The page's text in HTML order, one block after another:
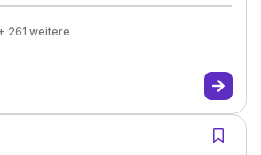
261 weitere